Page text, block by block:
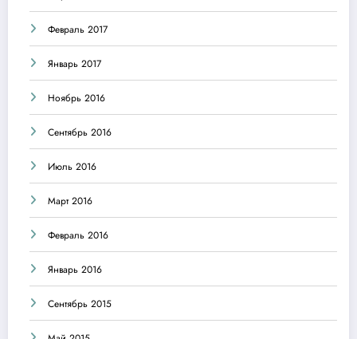
Февраль 2017
Январь 2017
Ноябрь 2016
Сентябрь 2016
Июль 2016
Март 2016
Февраль 2016
Январь 2016
Сентябрь 2015